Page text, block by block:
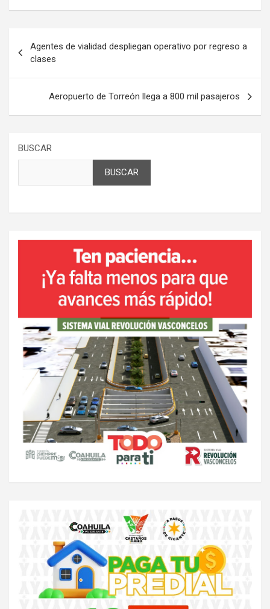
de
entradas
Agentes de vialidad despliegan operativo por regreso a
clases
Aeropuerto de Torreón llega a 800 mil pasajeros
BUSCAR
BUSCAR